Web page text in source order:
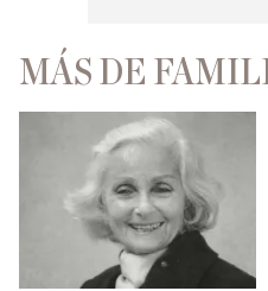
MÁS DE